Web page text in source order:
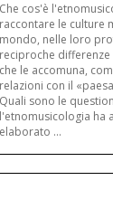
Che cos'è
raccontare le culture
mondo, nelle loro
reciproche differenze
che le accomuna,
relazioni con il
Quali sono le
l'etnomusicologia ha
elaborato ...